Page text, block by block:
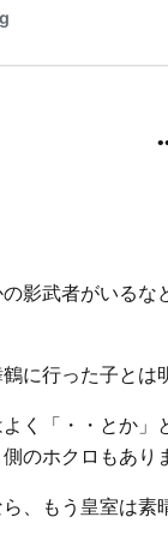
影武者がいるな
に行った子とは
く「・・とか
のホクロもあり
、もう皇室は